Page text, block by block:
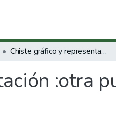
Chiste gráfico y representación :otra puerta de entrada aleatoria de la mente
:otra